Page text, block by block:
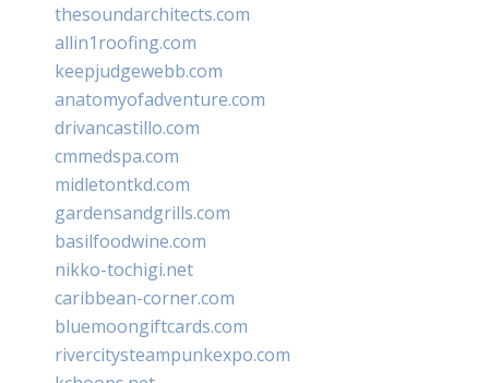
thesoundarchitects.com
allin1roofing.com
keepjudgewebb.com
anatomyofadventure.com
drivancastillo.com
cmmedspa.com
midletontkd.com
gardensandgrills.com
basilfoodwine.com
nikko-tochigi.net
caribbean-corner.com
bluemoongiftcards.com
rivercitysteampunkexpo.com